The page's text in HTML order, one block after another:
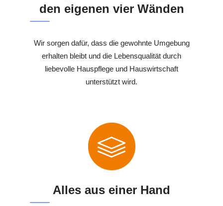
den eigenen vier Wänden
Wir sorgen dafür, dass die gewohnte Umgebung
erhalten bleibt und die Lebensqualität durch
liebevolle Hauspflege und Hauswirtschaft
unterstützt wird.
Alles aus einer Hand